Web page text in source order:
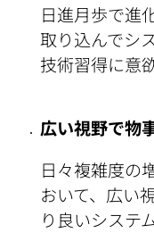
日進月歩で進
取り込んでシ
技術習得に意
広い視野で物
日々複雑度の
おいて、広い
り良いシステ